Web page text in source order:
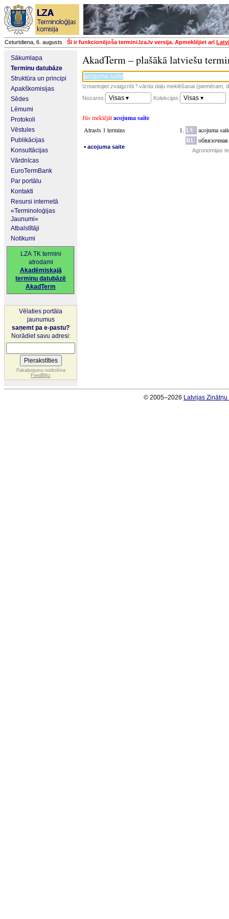
Ceturtdiena, 6. augusts Šī ir funkcionējoša termini.lza.lv versija. Apmeklējiet arī
Sākumlapa
Terminu datubāze
Struktūra un principi
Apakškomisijas
Sēdes
Lēmumi
Protokoli
Vēstules
Publikācijas
Konsultācijas
Vārdnīcas
EuroTermBank
Par portālu
Kontakti
Resursi internetā
«Terminoloģijas
Jaunumi»
Atbalstītāji
Notikumi
LZA TK termini
atrodami
Akadēmiskajā
terminu datubāzē
AkadTerm
Vēlaties portāla
jaunumus
saņemt pa e-pastu?
Norādiet savu adresi:
Pakalpojumu nodrošina
FeedBlitz
AkadTerm – plašākā latviešu
Izmantojiet zvaigznīti * vārda daļu meklēšanai (piemēram,
Nozares:
Visas ▾ Kolekcijas: Visas ▾
Jūs meklējātacojuma saite
Atrasts 1 termins
▪ acojuma saite
LV acojuma
RU обвязочная
Agronomijas
© 2005–2026 Latvijas